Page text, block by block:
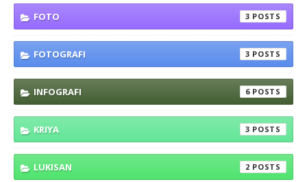
FOTO 3
FOTOGRAFI 3
INFOGRAFI 6
KRIYA 3
LUKISAN 2